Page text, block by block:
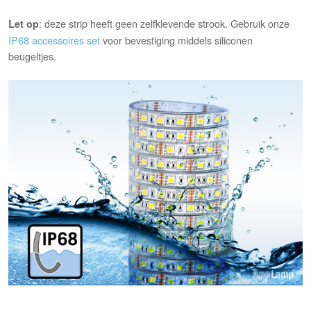
Let op: deze strip heeft geen zelfklevende strook. Gebruik onze
IP68 accessoires setvoor bevestiging middels siliconen
beugeltjes.